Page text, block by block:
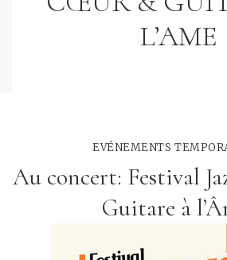
L’AME
EVÉNEMENTS
Au concert: Festival
Guitare à